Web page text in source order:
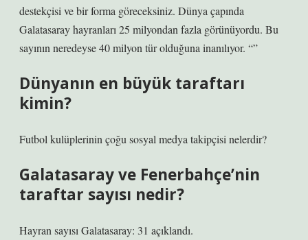
destekçisi ve bir forma göreceksiniz. Dünya çapında
Galatasaray hayranları 25 milyondan fazla görünüyordu. Bu
sayının neredeyse 40 milyon tür olduğuna inanılıyor. “”
Dünyanın en büyük taraftarı
kimin?
Futbol kulüplerinin çoğu sosyal medya takipçisi nelerdir?
Galatasaray ve Fenerbahçe’nin
taraftar sayısı nedir?
Hayran sayısı Galatasaray: 31 açıklandı.